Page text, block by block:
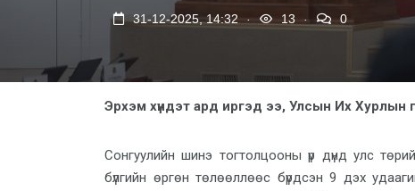
31-12-2025, 14:32 13 0
Эрхэм хүндэт ард иргэд ээ, Улсын Их Хурлын
Сонгуулийн шинэ тогтолцооны үр дүнд улс
бүлгийн өргөн төлөөллөөс бүрдсэн 9 дэх